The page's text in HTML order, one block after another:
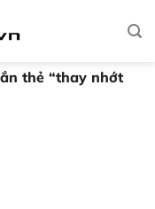
thẻ “thay nhớt